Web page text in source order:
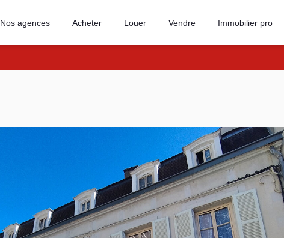
Nos agences Acheter Louer Vendre Immobilier pro